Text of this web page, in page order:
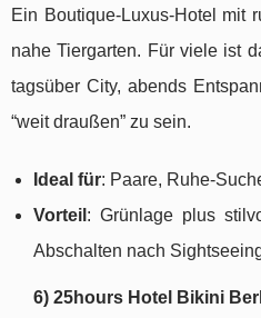
Ein Boutique-Luxus-Hotel mit
nahe Tiergarten. Für viele ist
tagsüber City, abends
“weit draußen” zu sein.
Ideal für: Paare, Ruhe-
Vorteil : Grünlage plus
Abschalten nach
6) 25hours Hotel Bikini